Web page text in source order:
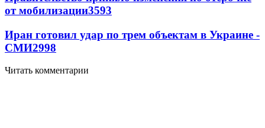
от мобилизации3593
Иран готовил удар по трем объектам в Украине -
СМИ2998
Читать комментарии